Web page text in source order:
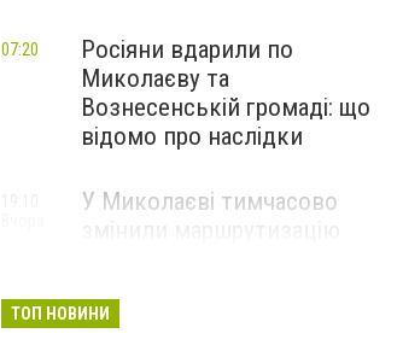
Росіяни вдарили по
Миколаєву та
Вознесенській громаді: що
відомо про наслідки
07:20
У Миколаєві тимчасово
ТОП НОВИНИ